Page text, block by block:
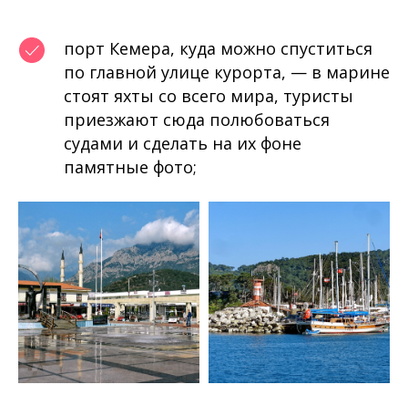
порт Кемера, куда можно спуститься
по главной улице курорта, — в марине
стоят яхты со всего мира, туристы
приезжают сюда полюбоваться
судами и сделать на их фоне
памятные фото;